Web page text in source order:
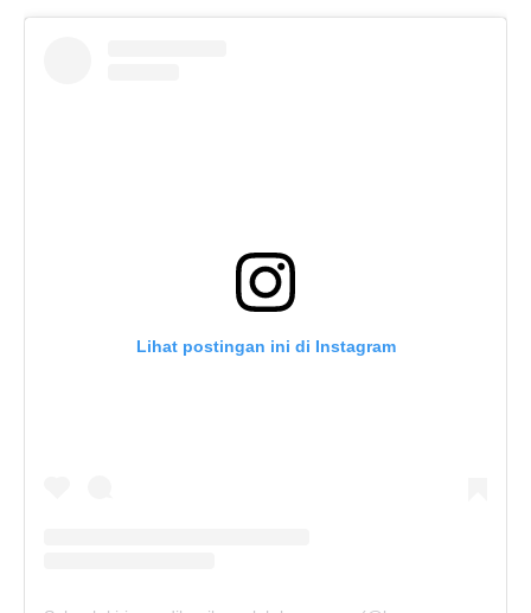
Lihat postingan ini di Instagram